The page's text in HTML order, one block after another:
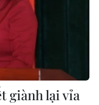
giành lại vỉa